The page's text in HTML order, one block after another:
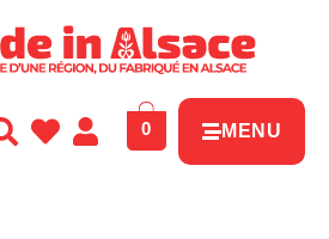
0 MENU